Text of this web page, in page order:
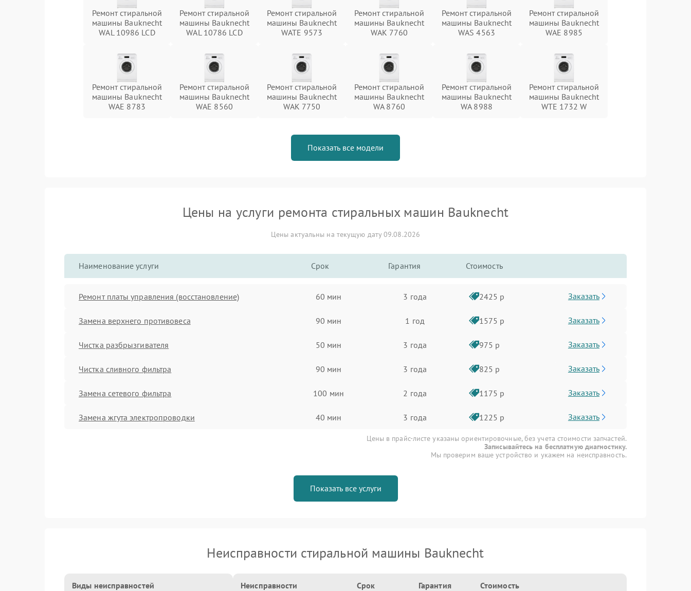
Ремонт стиральной
машины Bauknecht
WAL 10986 LCD
Ремонт стиральной
машины Bauknecht
WAL 10786 LCD
Ремонт стиральной
машины Bauknecht
WATE 9573
Ремонт стиральной
машины Bauknecht
WAK 7760
Ремонт стиральной
машины Bauknecht
WAS 4563
Ремонт стиральной
машины Bauknecht
WAE 8985
Ремонт стиральной
машины Bauknecht
WAE 8783
Ремонт стиральной
машины Bauknecht
WAE 8560
Ремонт стиральной
машины Bauknecht
WAK 7750
Ремонт стиральной
машины Bauknecht
WA 8760
Ремонт стиральной
машины Bauknecht
WA 8988
Ремонт стиральной
машины Bauknecht
WTE 1732 W
Показать все модели
Цены на услуги ремонта стиральных машин Bauknecht
Цены актуальны на текущую дату 09.08.2026
Наименование услуги Срок Гарантия Стоимость
Ремонт платы управления (восстановление) 60 мин 3 года 2425 р Заказать
Замена верхнего противовеса 90 мин 1 год 1575 р Заказать
Чистка разбрызгивателя 50 мин 3 года 975 р Заказать
Чистка сливного фильтра 90 мин 3 года 825 р Заказать
Замена сетевого фильтра 100 мин 2 года 1175 р Заказать
Замена жгута электропроводки 40 мин 3 года 1225 р Заказать
Цены в прайс-листе указаны ориентировочные, без учета стоимости запчастей.
Записывайтесь на бесплатную диагностику.
Мы проверим ваше устройство и укажем на неисправность.
Показать все услуги
Неисправности стиральной машины Bauknecht
Виды неисправностей Неисправности Срок Гарантия Стоимость